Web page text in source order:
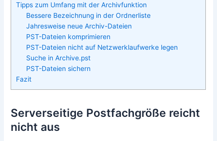
Tipps zum Umfang mit der Archivfunktion
Bessere Bezeichnung in der Ordnerliste
Jahresweise neue Archiv-Dateien
PST-Dateien komprimieren
PST-Dateien nicht auf Netzwerklaufwerke legen
Suche in Archive.pst
PST-Dateien sichern
Fazit
Serverseitige Postfachgröße reicht
nicht aus